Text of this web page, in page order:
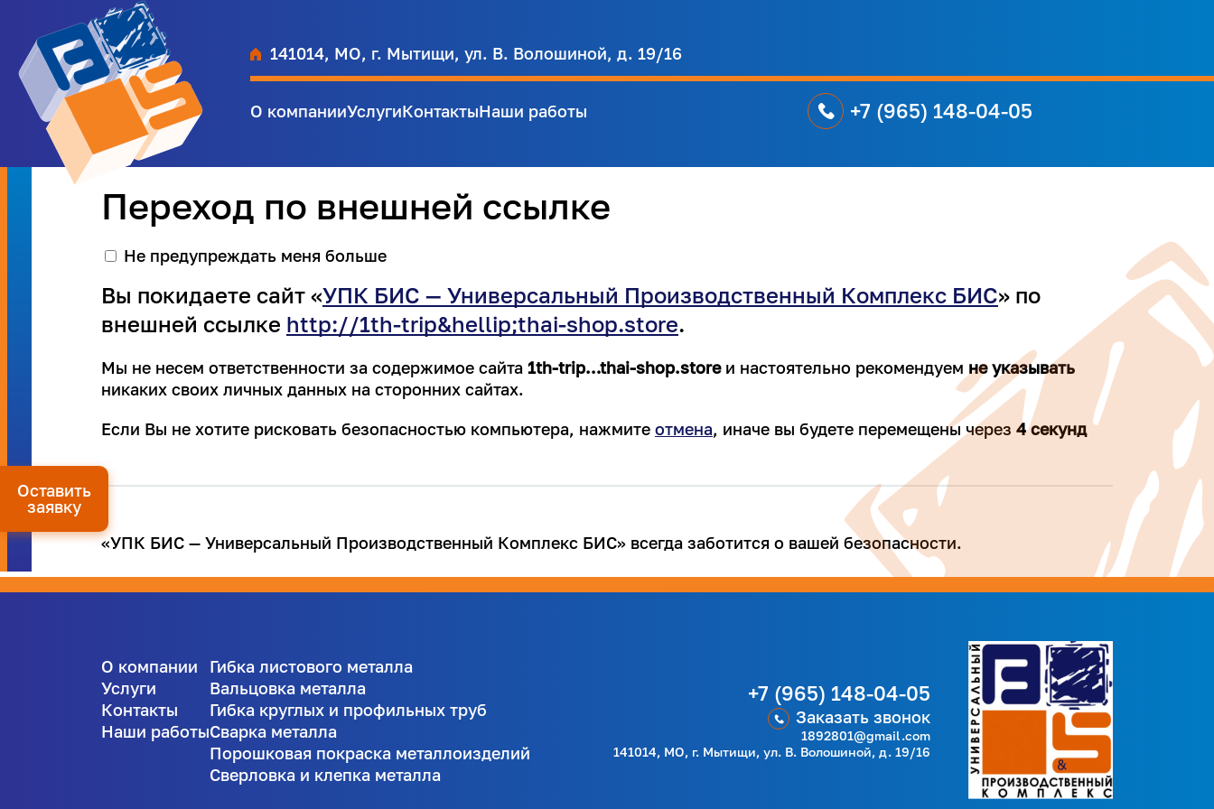
141014, МО, г. Мытищи, ул. В. Волошиной, д. 19/16
О компанииУслугиКонтактыНаши работы +7 (965) 148-04-05
Переход по внешней ссылке
Не предупреждать меня больше
Вы покидаете сайт «УПК БИС — Универсальный Производственный Комплекс БИС» по
внешней ссылке http://1th-trip&hellip;thai-shop.store.
Мы не несем ответственности за содержимое сайта 1th-trip…thai-shop.storeи настоятельно рекомендуем не указывать
никаких своих личных данных на сторонних сайтах.
Если Вы не хотите рисковать безопасностью компьютера, нажмите отмена, иначе вы будете перемещены через 4секунд
«УПК БИС — Универсальный Производственный Комплекс БИС» всегда заботится о вашей безопасности.
О компании
Услуги
Контакты
Наши работы
Гибка листового металла
Вальцовка металла
Гибка круглых и профильных труб
Сварка металла
Порошковая покраска металлоизделий
Сверловка и клепка металла
+7 (965) 148-04-05
Заказать звонок
1892801@gmail.com
141014, МО, г. Мытищи, ул. В. Волошиной, д. 19/16
Оставить
заявку